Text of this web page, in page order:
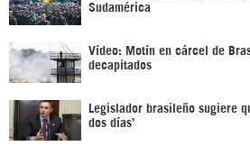
Sudamérica
Vídeo: Motín en cárcel de
decapitados
Legislador brasileño sugiere
dos días’